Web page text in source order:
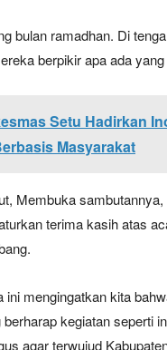
Magazine
bulan ramadhan. Di
berpikir apa ada
Setu Hadirkan
Masyarakat
Membuka
terima kasih atas
ini mengingatkan kita
kegiatan seperti
agar terwujud